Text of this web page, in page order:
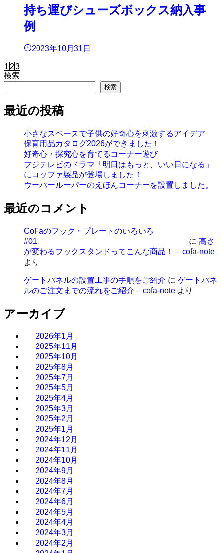
持ち運びシューズボックス納入事
例
2023年10月31日
1 23
検索
検索
最近の投稿
小さなスペースで子供の好奇心を刺激するアイデア
保育用品カタログ2026ができました！
好奇心・探究心を育てるコーナー遊び
フジテレビのドラマ「明日はもっと、いい日になる」
にコッファ製品が登場しました！
ウーパールーパーのえほんコーナーを設置しました。
最近のコメント
CoFaのフック・プレートのいろいろ
#01
に 高さ
が変わるフックスタンドってこんな商品！ – cofa-note
より
ゲートパネルの設置工事の手順をご紹介 に ゲートパネ
ルのご注文までの流れをご紹介 – cofa-note より
アーカイブ
2026年1月
2025年11月
2025年10月
2025年8月
2025年7月
2025年5月
2025年4月
2025年3月
2025年2月
2025年1月
2024年12月
2024年11月
2024年10月
2024年9月
2024年8月
2024年7月
2024年6月
2024年5月
2024年4月
2024年3月
2024年2月